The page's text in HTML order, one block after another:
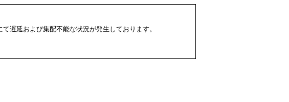
遅延および集配不能な状況が発生しております。